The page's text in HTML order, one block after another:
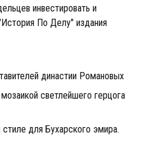
инвестировать и
По Делу" издания
династии Романовых
светлейшего герцога
для Бухарского эмира.